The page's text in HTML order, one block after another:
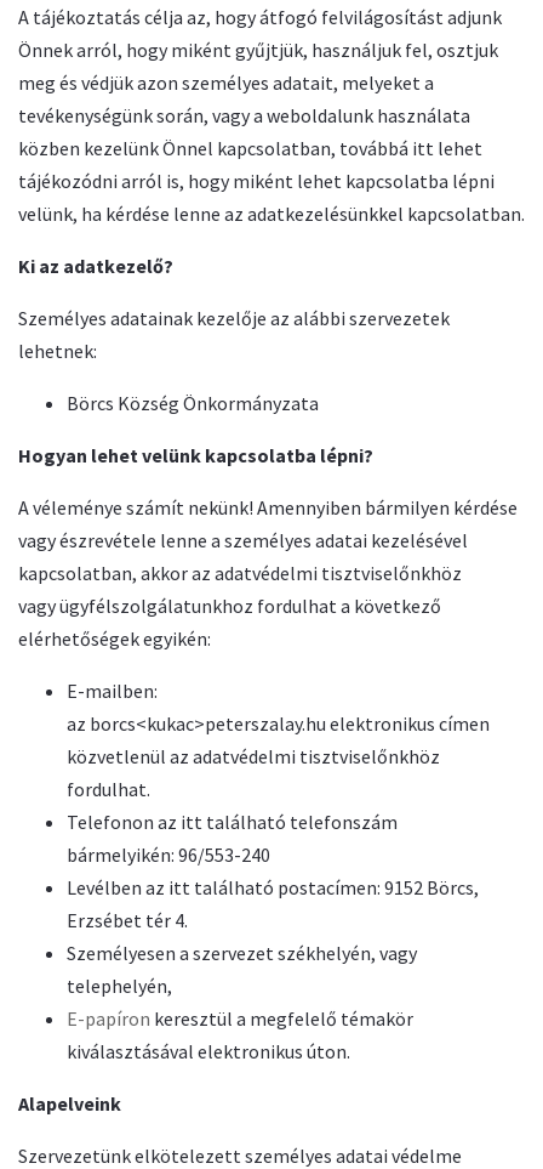
A tájékoztatás célja az, hogy átfogó felvilágosítást adjunk
Önnek arról, hogy miként gyűjtjük, használjuk fel, osztjuk
meg és védjük azon személyes adatait, melyeket a
tevékenységünk során, vagy a weboldalunk használata
közben kezelünk Önnel kapcsolatban, továbbá itt lehet
tájékozódni arról is, hogy miként lehet kapcsolatba lépni
velünk, ha kérdése lenne az adatkezelésünkkel kapcsolatban.
Ki az adatkezelő?
Személyes adatainak kezelője az alábbi szervezetek
lehetnek:
Börcs Község Önkormányzata
Hogyan lehet velünk kapcsolatba lépni?
A véleménye számít nekünk! Amennyiben bármilyen kérdése
vagy észrevétele lenne a személyes adatai kezelésével
kapcsolatban, akkor az adatvédelmi tisztviselőnkhöz
vagy ügyfélszolgálatunkhoz fordulhat a következő
elérhetőségek egyikén:
E-mailben:
az borcs<kukac>peterszalay.hu elektronikus címen
közvetlenül az adatvédelmi tisztviselőnkhöz
fordulhat.
Telefonon az itt található telefonszám
bármelyikén: 96/553-240
Levélben az itt található postacímen: 9152 Börcs,
Erzsébet tér 4.
Személyesen a szervezet székhelyén, vagy
telephelyén,
E-papíron keresztül a megfelelő témakör
kiválasztásával elektronikus úton.
Alapelveink
Szervezetünk elkötelezett személyes adatai védelme